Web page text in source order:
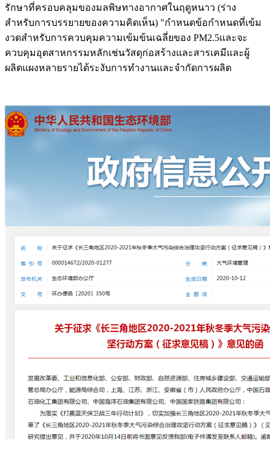
รักษาที่ครอบคลุมของมลพิษทางอากาศในฤดูหนาว (ร่าง
สำหรับการบรรยายของความคิดเห็น) "กำหนดข้อกำหนดที่เข้ม
งวดสำหรับการควบคุมความเข้มข้นเฉลี่ยของ PM2.5และจะ
ควบคุมอุตสาหกรรมหลักเช่นวัสดุก่อสร้างและสารเคมีและผู้
ผลิตแผงหลายรายได้ระงับการทำงานและจำกัดการผลิต